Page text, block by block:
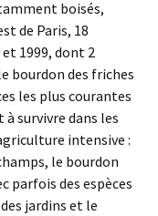
boisés,
de Paris, 18
1999, dont 2
bourdon des friches
les plus courantes
survivre dans les
intensive :
le bourdon
parfois des espèces
jardins et le